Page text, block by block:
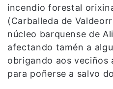
incendio forestal
(Carballeda de
núcleo barquense de
afectando tamén a
obrigando aos veciños
para poñerse a salvo